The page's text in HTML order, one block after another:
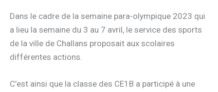
Dans le cadre de la semaine para-olympique 2023 qui
a lieu la semaine du 3 au 7 avril, le service des sports
de la ville de Challans proposait aux scolaires
différentes actions.
C’est ainsi que la classe des CE1B a participé à une